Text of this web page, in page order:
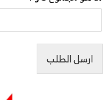
ارسل الطلب